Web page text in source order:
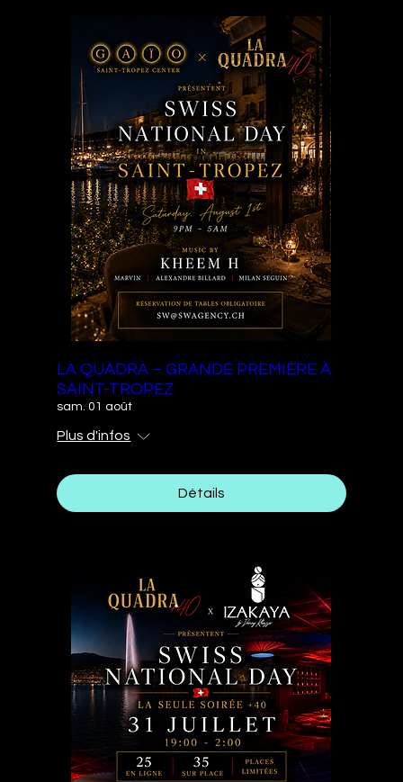
LA QUADRA – GRANDE PREMIÈRE À
SAINT-TROPEZ
sam. 01 août
Plus d'infos
Détails